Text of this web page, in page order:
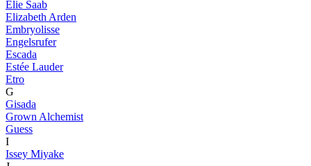
Elie Saab
Elizabeth Arden
Embryolisse
Engelsrufer
Escada
Estée Lauder
Etro
G
Gisada
Grown Alchemist
Guess
I
Issey Miyake